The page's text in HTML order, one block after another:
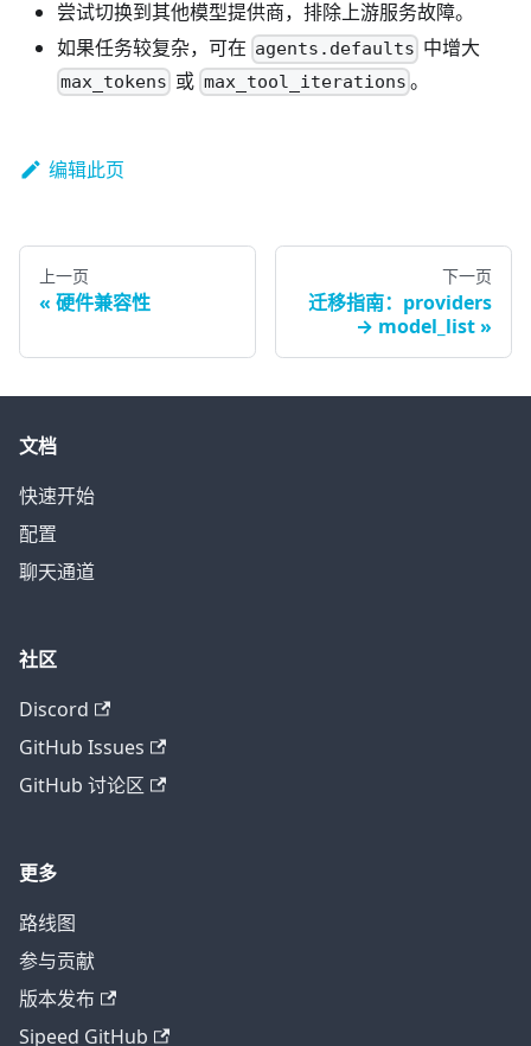
尝试切换到其他模型提供商，排除上游服务故障。
如果任务较复杂，可在 agents.defaults 中增大
max_tokens 或 max_tool_iterations 。
编辑此页
上一页
硬件兼容性
下一页
迁移指南：providers
→ model_list
文档
快速开始
配置
聊天通道
社区
Discord
GitHub Issues
GitHub 讨论区
更多
路线图
参与贡献
版本发布
Sipeed GitHub